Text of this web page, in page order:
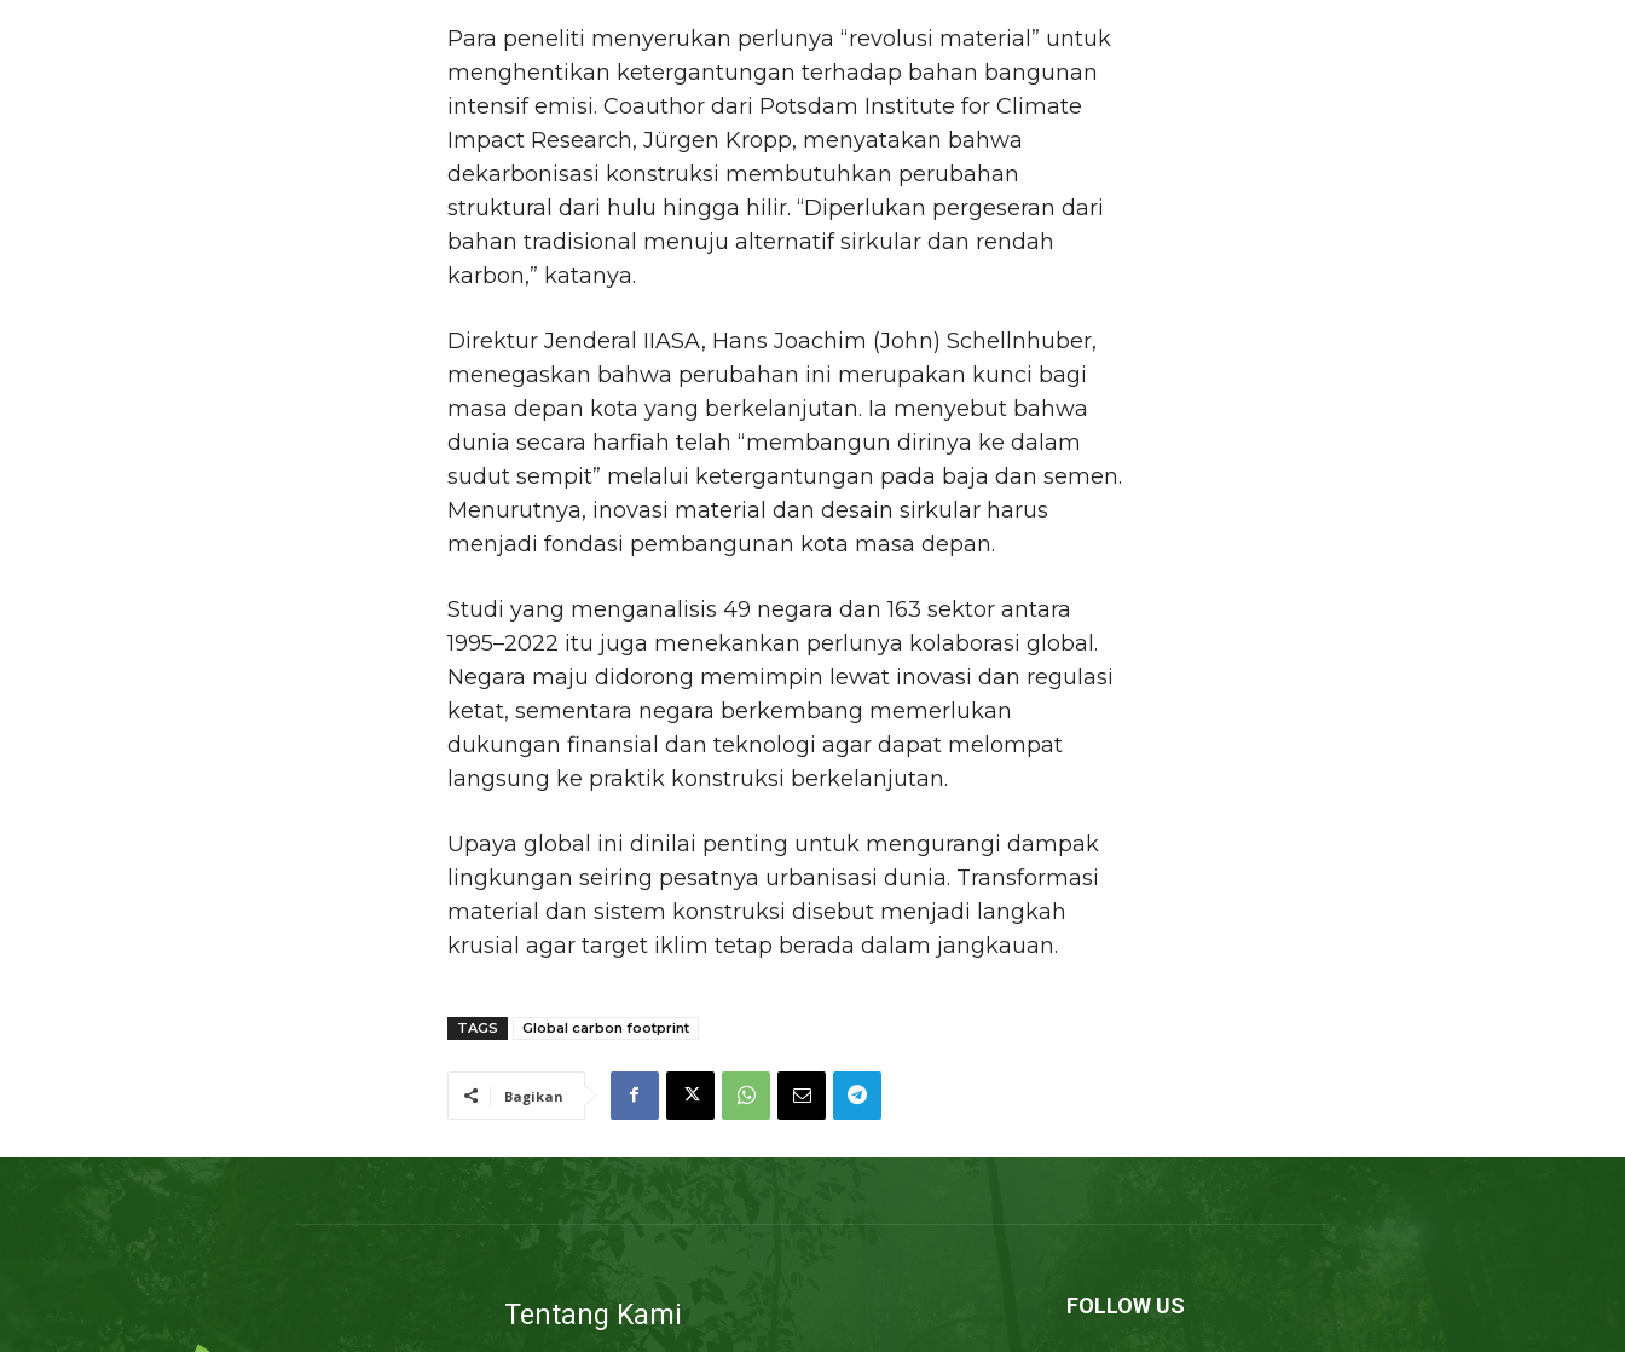
Para peneliti menyerukan perlunya “revolusi material” untuk
menghentikan ketergantungan terhadap bahan bangunan
intensif emisi. Coauthor dari Potsdam Institute for Climate
Impact Research, Jürgen Kropp, menyatakan bahwa
dekarbonisasi konstruksi membutuhkan perubahan
struktural dari hulu hingga hilir. “Diperlukan pergeseran dari
bahan tradisional menuju alternatif sirkular dan rendah
karbon,” katanya.
Direktur Jenderal IIASA, Hans Joachim (John) Schellnhuber,
menegaskan bahwa perubahan ini merupakan kunci bagi
masa depan kota yang berkelanjutan. Ia menyebut bahwa
dunia secara harfiah telah “membangun dirinya ke dalam
sudut sempit” melalui ketergantungan pada baja dan semen.
Menurutnya, inovasi material dan desain sirkular harus
menjadi fondasi pembangunan kota masa depan.
Studi yang menganalisis 49 negara dan 163 sektor antara
1995–2022 itu juga menekankan perlunya kolaborasi global.
Negara maju didorong memimpin lewat inovasi dan regulasi
ketat, sementara negara berkembang memerlukan
dukungan finansial dan teknologi agar dapat melompat
langsung ke praktik konstruksi berkelanjutan.
Upaya global ini dinilai penting untuk mengurangi dampak
lingkungan seiring pesatnya urbanisasi dunia. Transformasi
material dan sistem konstruksi disebut menjadi langkah
krusial agar target iklim tetap berada dalam jangkauan.
TAGS Global carbon footprint
Bagikan
Tentang Kami FOLLOW US